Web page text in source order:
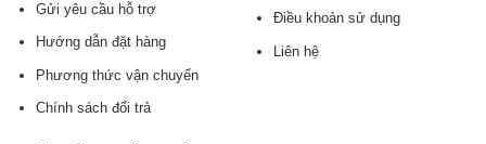
Gửi yêu cầu hỗ trợ
Hướng dẫn đặt hàng
Phương thức vận chuyển
Chính sách đổi trả
Điều khoản sử dụng
Liên hệ